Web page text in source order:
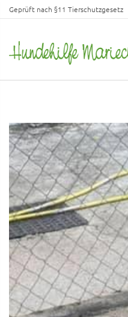
Geprüft nach §11 Tierschutzgesetz